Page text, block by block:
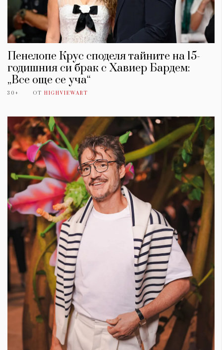
Пенелопе Крус споделя тайните на 15-
годишния си брак с Хавиер Бардем:
„Все още се уча“
30+ ОТ HIGHVIEWART